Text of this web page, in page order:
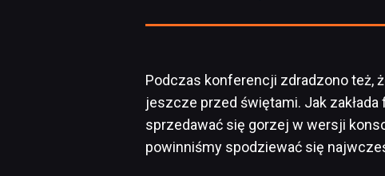
Podczas konferencji zdradzono też,
jeszcze przed świętami. Jak
sprzedawać się gorzej w wersji
powinniśmy spodziewać się